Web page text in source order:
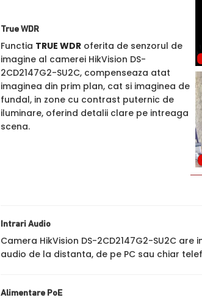
True WDR
Functia TRUE WDR oferita de senzorul de
imagine al camerei HikVision DS-
2CD2147G2-SU2C, compenseaza atat
imaginea din prim plan, cat si imaginea de
fundal, in zone cu contrast puternic de
iluminare, oferind detalii clare pe intreaga
scena.
Intrari Audio
Camera HikVision DS-2CD2147G2-SU2C
audio de la distanta, de pe PC sau chiar
Alimentare PoE